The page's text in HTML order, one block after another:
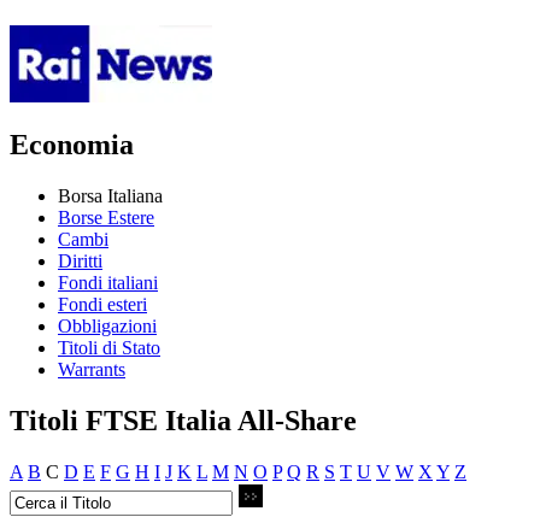
Economia
Borsa Italiana
Borse Estere
Cambi
Diritti
Fondi italiani
Fondi esteri
Obbligazioni
Titoli di Stato
Warrants
Titoli FTSE Italia All-Share
A B C D E F G H I J K L M N O P Q R S T U V W X Y Z